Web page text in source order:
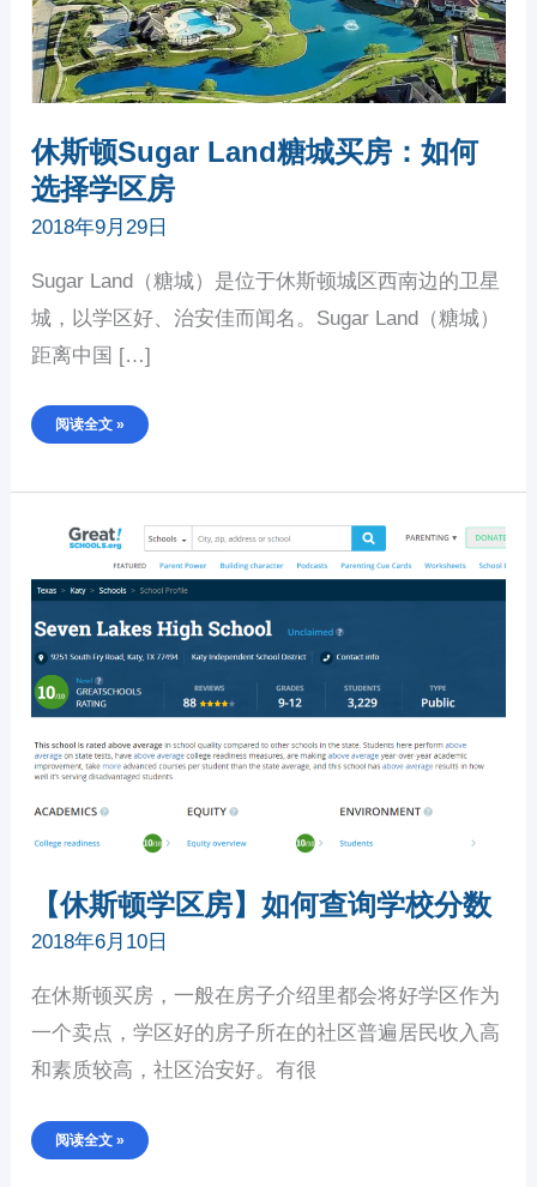
休斯顿Sugar Land糖城买房：如何
选择学区房
2018年9月29日
Sugar Land（糖城）是位于休斯顿城区西南边的卫星
城，以学区好、治安佳而闻名。Sugar Land（糖城）
距离中国 […]
阅读全文 »
【休斯顿学区房】如何查询学校分数
2018年6月10日
在休斯顿买房，一般在房子介绍里都会将好学区作为
一个卖点，学区好的房子所在的社区普遍居民收入高
和素质较高，社区治安好。有很
【休
区
房】
何
询
学
校
分
数
阅读全文 »